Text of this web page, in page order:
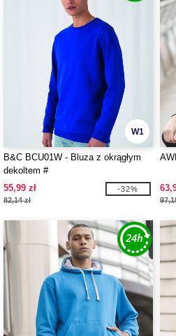
W1
B&C BCU01W - Bluza z okrągłym
dekoltem #
55,99 zł
82,14 zł
-32%